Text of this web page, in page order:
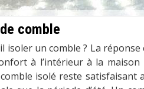
comble
isoler un comble ? La réponse
à l’intérieur à la
isolé reste satisfaisant